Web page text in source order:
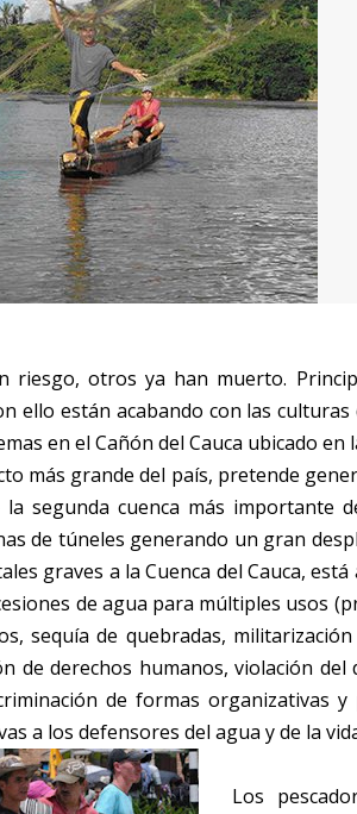
riesgo, otros ya han muerto.
ello están acabando con las
en el Cañón del Cauca ubicado
más grande del país, pretende
segunda cuenca más importante
de túneles generando un gran
graves a la Cuenca del Cauca,
de agua para múltiples usos
sequía de quebradas,
de derechos humanos, violación
de formas organizativas
a los defensores del agua y de la
Los